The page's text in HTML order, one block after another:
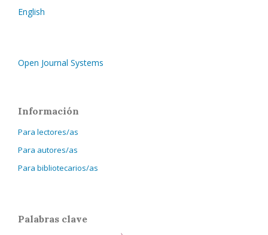
English
Open Journal Systems
Información
Para lectores/as
Para autores/as
Para bibliotecarios/as
Palabras clave